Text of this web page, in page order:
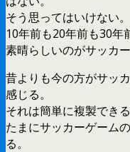
そう思ってはいけない。
10年前も20年前も30年
素晴らしいのがサッカ
昔よりも今の方がサッ
感じる。
それは簡単に複製でき
たまにサッカーゲーム
る。